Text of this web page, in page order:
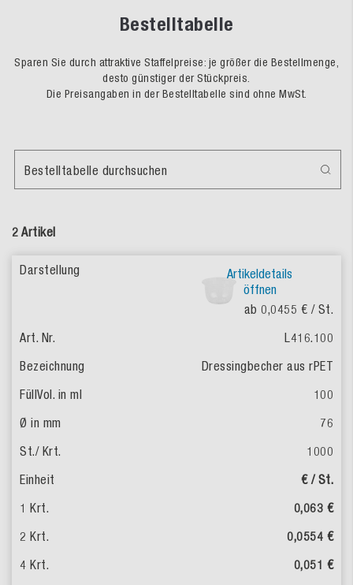
Bestelltabelle
Sparen Sie durch attraktive Staffelpreise: je größer die Bestellmenge,
desto günstiger der Stückpreis.
Die Preisangaben in der Bestelltabelle sind ohne MwSt.
2 Artikel
Bestelltabelle durchsuchen
Artikeldetails
öffnen
ab 0,0455 € / St.
L416.100
Dressingbecher aus rPET
100
76
1000
€ / St.
0,063 €
0,0554 €
0,051 €